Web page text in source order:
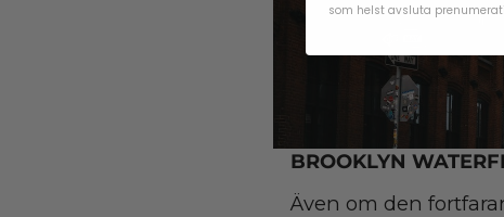
BROOKLYN
Även om den
som helst avsluta